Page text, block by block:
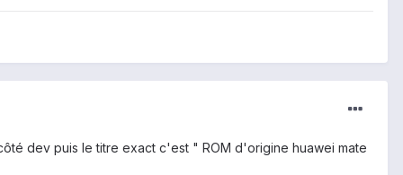
dev puis le titre exact c'est " ROM d'origine huawei mate